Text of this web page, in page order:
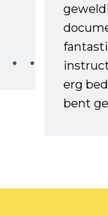
erg
bent